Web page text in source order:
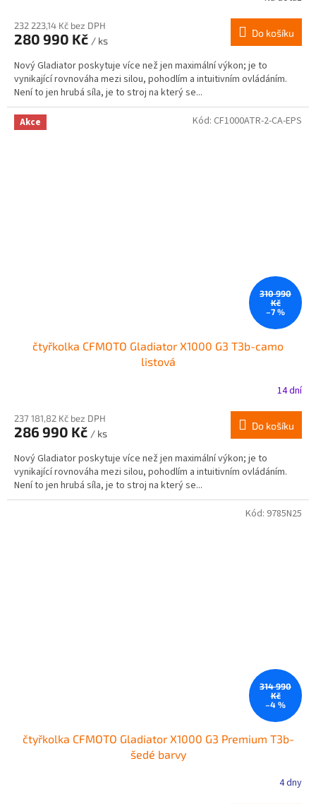
232 223,14 Kč bez DPH
280 990 Kč / ks
Do košíku
Nový Gladiator poskytuje více než jen maximální výkon; je to
vynikající rovnováha mezi silou, pohodlím a intuitivním ovládáním.
Není to jen hrubá síla, je to stroj na který se...
Akce
310 990
Kč
–7 %
čtyřkolka CFMOTO Gladiator X1000 G3 T3b-camo
listová
14 dní
237 181,82 Kč bez DPH
286 990 Kč / ks
Do košíku
Nový Gladiator poskytuje více než jen maximální výkon; je to
vynikající rovnováha mezi silou, pohodlím a intuitivním ovládáním.
Není to jen hrubá síla, je to stroj na který se...
Kód: CF1000ATR-2-CA-EPS
314 990
Kč
–4 %
čtyřkolka CFMOTO Gladiator X1000 G3 Premium T3b-
šedé barvy
4 dny
Kód: 9785N25